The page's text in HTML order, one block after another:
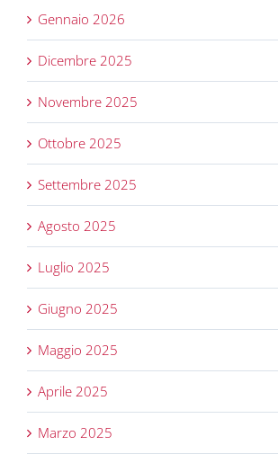
Gennaio 2026
Dicembre 2025
Novembre 2025
Ottobre 2025
Settembre 2025
Agosto 2025
Luglio 2025
Giugno 2025
Maggio 2025
Aprile 2025
Marzo 2025